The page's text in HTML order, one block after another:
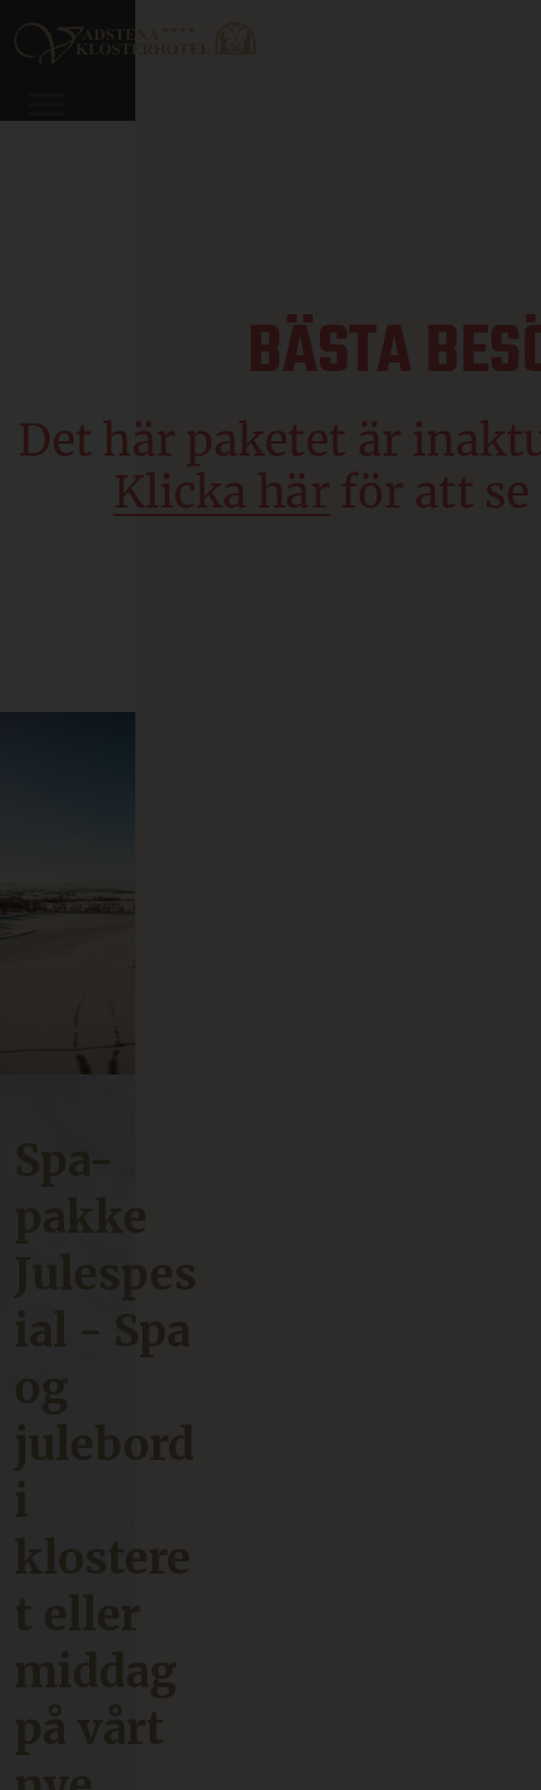
pakke
Julespes
ial - Spa
julebord
klostere
t eller
middag
på vårt